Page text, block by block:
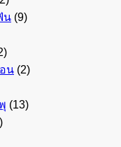
น (9)
น (2)
(13)